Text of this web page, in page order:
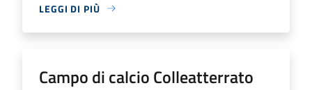
LEGGI DI PIÙ
Campo di calcio Colleatterrato